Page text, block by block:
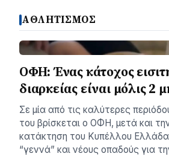
ΑΘΛΗΤΙΣΜΟΣ
ΟΦΗ: Ένας κάτοχος
διαρκείας είναι μόλις 2
Σε μία από τις καλύτερες
του βρίσκεται ο ΟΦΗ, μετά και
κατάκτηση του Κυπέλλου
“γεννά” και νέους οπαδούς για